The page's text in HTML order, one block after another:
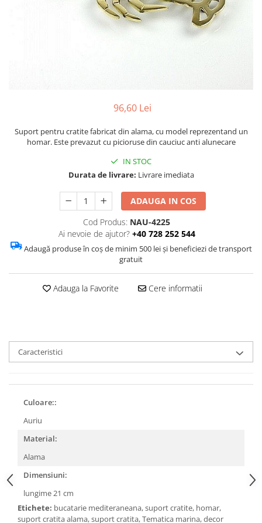
Barci, vapoare, ambarcatiuni
96,60 Lei
Suport pentru cratite fabricat din alama, cu model reprezentand un
homar. Este prevazut cu picioruse din cauciuc anti alunecare
IN STOC
Durata de livrare: Livrare imediata
ADAUGA IN COS
Cod Produs: NAU-4225
Ai nevoie de ajutor? +40 728 252 544
Adaugă produse în coș de minim 500 lei și beneficiezi de transport
gratuit
Adauga la Favorite Cere informatii
Caracteristici
Culoare::
Auriu
Material:
Alama
Dimensiuni:
lungime 21 cm
Etichete: bucatarie mediteraneana, suport cratite, homar,
suport cratita alama, suport cratita, Tematica marina, decor